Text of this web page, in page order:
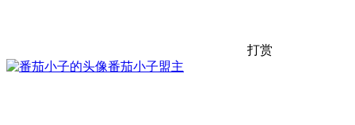
打赏
番茄小子盟主